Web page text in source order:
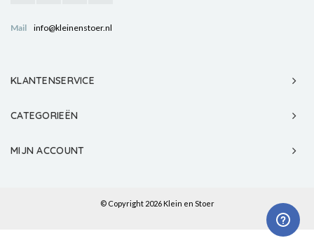
Mail info@kleinenstoer.nl
KLANTENSERVICE
CATEGORIEËN
MIJN ACCOUNT
© Copyright 2026 Klein en Stoer